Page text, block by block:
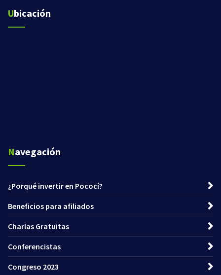
Ubicación
Navegación
¿Porqué invertir en Pococí?
Beneficios para afiliados
Charlas Gratuitas
Conferencistas
Congreso 2023